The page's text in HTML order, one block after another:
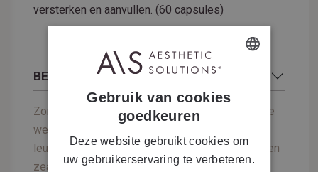
versterken en aanvullen. (60 capsules)
BESCHRIJVING
Zonbeschermende gummies met antioxiderende
werking, samengesteld met polypodium
leucotomos, vitamine B3, C, E en D3, en luteïne en
zeaxanthine. Helpt fotoveroudering door
FRENCH
Gebruik van cookies
goedkeuren
Deze website gebruikt cookies om
uw gebruikerservaring te verbeteren.